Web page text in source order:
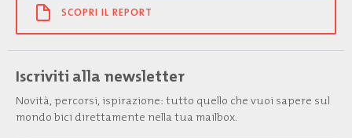
SCOPRI IL REPORT
Iscriviti alla newsletter
Novità, percorsi, ispirazione: tutto quello che vuoi sapere sul
mondo bici direttamente nella tua mailbox.